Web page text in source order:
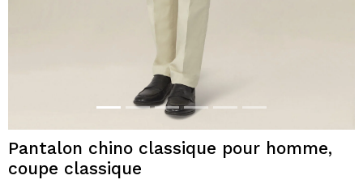
Pantalon chino classique pour homme,
coupe classique